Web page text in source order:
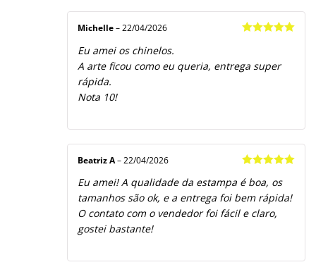
Michelle – 22/04/2026
Eu amei os chinelos.
A arte ficou como eu queria, entrega super
rápida.
Nota 10!
de 5
Beatriz A – 22/04/2026
Eu amei! A qualidade da estampa é boa, os
tamanhos são ok, e a entrega foi bem rápida!
O contato com o vendedor foi fácil e claro,
gostei bastante!